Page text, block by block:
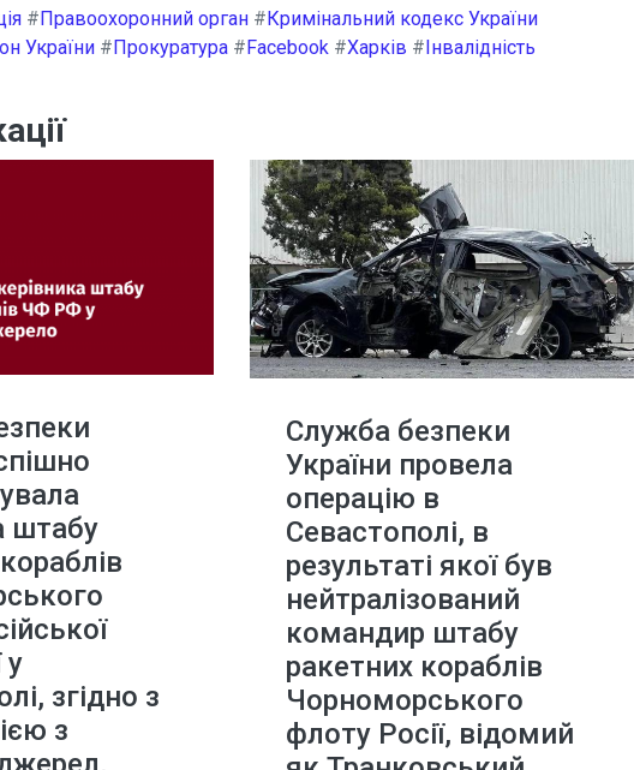
#Правоохоронний орган #Кримінальний кодекс України
України #Прокуратура #Facebook #Харків #Інвалідність
штабу
у
згідно з
з
Служба безпеки
України провела
операцію в
Севастополі, в
результаті якої був
нейтралізований
командир штабу
ракетних кораблів
Чорноморського
флоту Росії, відомий